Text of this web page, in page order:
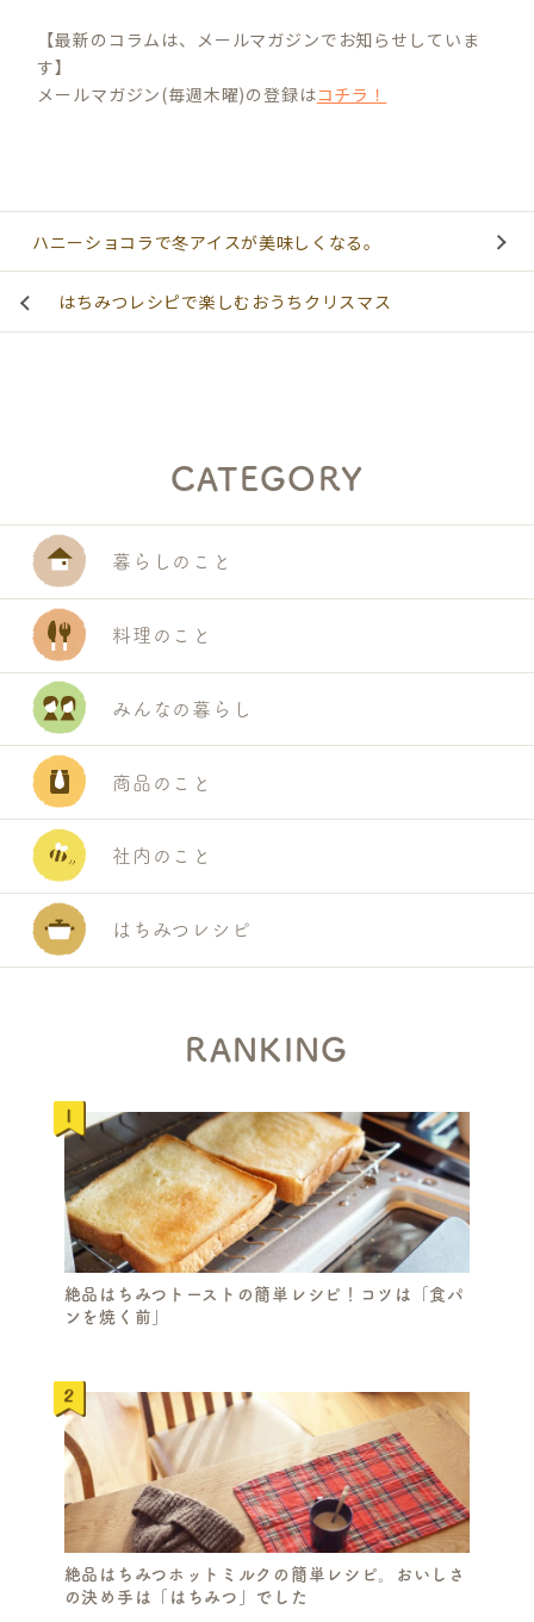
【最新のコラムは、メールマガジンでお知らせしていま
す】
メールマガジン(毎週木曜)の登録はコチラ！
ハニーショコラで冬アイスが美味しくなる。
はちみつレシピで楽しむおうちクリスマス
CATEGORY
暮らしのこと
料理のこと
みんなの暮らし
商品のこと
社内のこと
はちみつレシピ
RANKING
絶品はちみつトーストの簡単レシピ！コツは「食パ
ンを焼く前」
絶品はちみつホットミルクの簡単レシピ。おいしさ
の決め手は「はちみつ」でした
R